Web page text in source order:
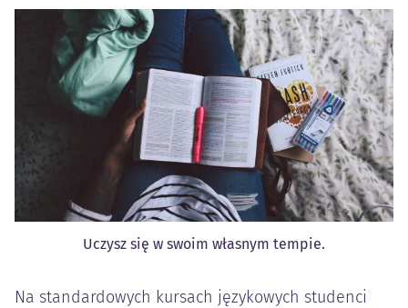
Uczysz się w swoim własnym tempie.
Na standardowych kursach językowych studenci